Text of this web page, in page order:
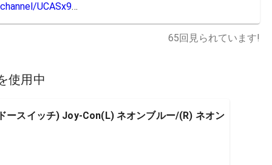
UCASx9…
65回見られています!
使用中
スイッチ) Joy-Con(L) ネオンブルー/(R) ネオン